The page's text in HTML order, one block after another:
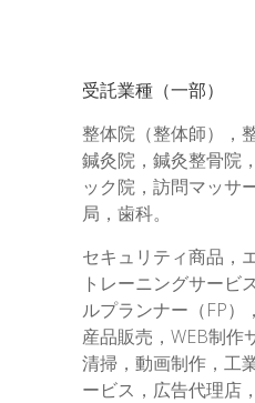
受託業種（一部）
整体院（整体師），
鍼灸院，鍼灸整骨院
ック院，訪問マッサ
局，歯科。
セキュリティ商品，
トレーニングサービ
ルプランナー（FP）
産品販売，WEB制作
清掃，動画制作，工
ービス，広告代理店